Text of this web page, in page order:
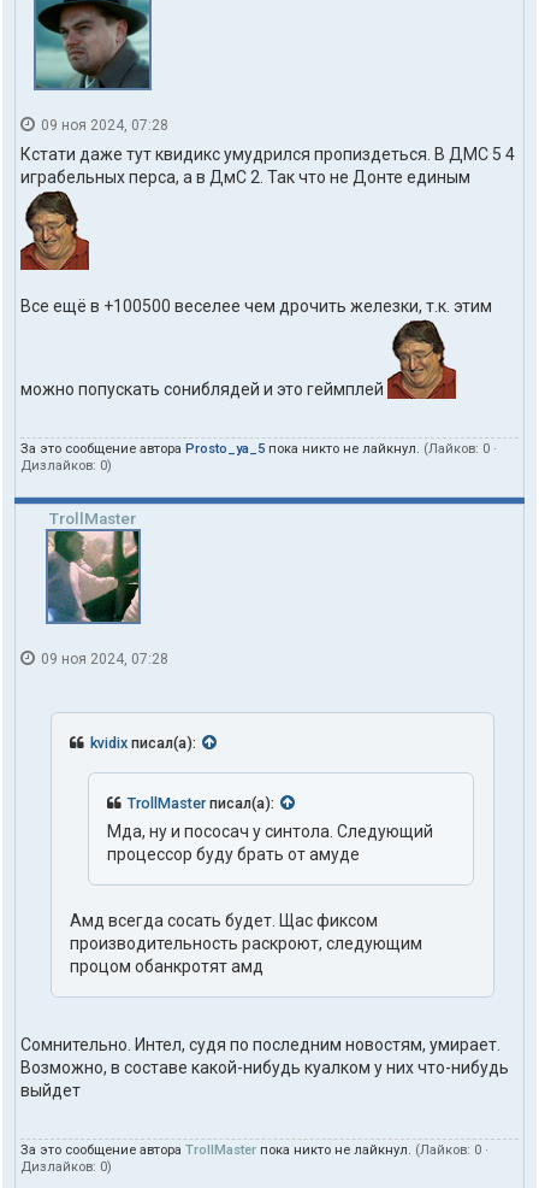
09 ноя 2024, 07:28
Кстати даже тут квидикс умудрился пропиздеться. В ДМС 5 4
играбельных перса, а в ДмС 2. Так что не Донте единым
Все ещё в +100500 веселее чем дрочить железки, т.к. этим
можно попускать сониблядей и это геймплей
За это сообщение автора Prosto_ya_5 пока никто не лайкнул. (Лайков: 0 ·
Дизлайков: 0)
TrollMaster
09 ноя 2024, 07:28
kvidix писал(а):
TrollMasterписал(а):
Мда, ну и пососач у синтола. Следующий
процессор буду брать от амуде
Амд всегда сосать будет. Щас фиксом
производительность раскроют, следующим
процом обанкротят амд
Сомнительно. Интел, судя по последним новостям, умирает.
Возможно, в составе какой-нибудь куалком у них что-нибудь
выйдет
За это сообщение автора TrollMaster пока никто не лайкнул. (Лайков: 0 ·
Дизлайков: 0)